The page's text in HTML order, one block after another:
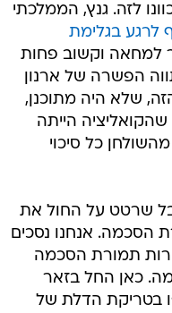
לזה. גנץ, הממלכתי
לרגע בגלימת
למחאה וקשוב פחות
הפשרה של ארנון
שלא היה מתוכנן,
הייתה
כל סיכוי
שרטט על החול את
הסכמה. אנחנו נסכים
תמורת הסכמה
כאן החל בזאר
בטריקת הדלת של